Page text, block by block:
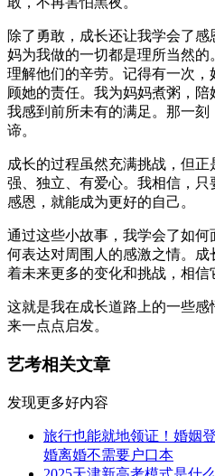
除了勇敢，成长还让我学会了
妈为我做的一切都是理所当然
理解他们的辛劳。记得有一次
顾她的责任。我为妈妈煮粥，陪
我感到前所未有的满足。那一刻
谛。
成长的过程虽然充满挑战，但
强、独立、有爱心。我相信，
感恩，就能成为更好的自己。
通过这些小故事，我学会了如
何表达对周围人的感激之情。
着未来更多的变化和挑战，相信
这就是我在成长道路上的一些
来一点点启发。
艺考相关文章
发现更多好内容
旅行也能就地领证！婚姻
婚离婚不需要户口本